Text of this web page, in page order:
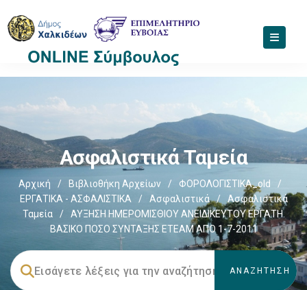
Ασφαλιστικά Ταμεία
Αρχική / Βιβλιοθήκη Αρχείων / ΦΟΡΟΛΟΓΙΣΤΙΚΑ_old
/
ΕΡΓΑΤΙΚΑ - ΑΣΦΑΛΙΣΤΙΚΑ
/ Ασφαλιστικά /
Ασφαλιστικά
Ταμεία
/
ΑΥΞΗΣΗ ΗΜΕΡΟΜΙΣΘΙΟΥ ΑΝΕΙΔΙΚΕΥΤΟΥ ΕΡΓΑΤΗ.
ΒΑΣΙΚΟ ΠΟΣΟ ΣΥΝΤΑΞΗΣ ΕΤΕΑΜ ΑΠΟ 1-7-2011